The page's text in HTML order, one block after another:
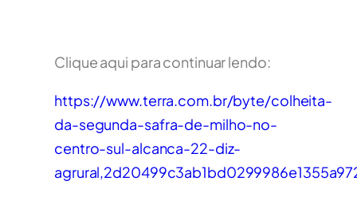
Clique aqui para continuar lendo:
https://www.terra.com.br/byte/colheita-
da-segunda-safra-de-milho-no-
centro-sul-alcanca-22-diz-